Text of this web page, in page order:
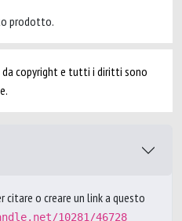
prodotto.
copyright e tutti i diritti sono
o creare un link a questo
10281/46728